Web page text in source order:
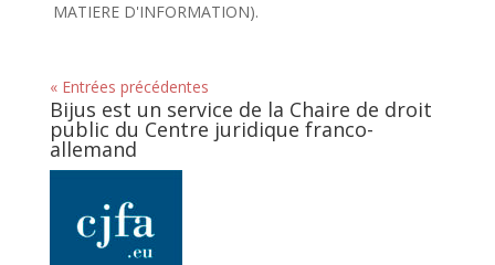
MATIERE D'INFORMATION).
« Entrées précédentes
Bijus est un service de la Chaire de droit
public du Centre juridique franco-
allemand